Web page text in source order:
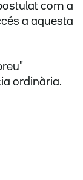
com a
a aquesta
ordinària.